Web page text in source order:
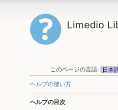
Limedio
このページの言語:
ヘルプの使い方
ヘルプの目次